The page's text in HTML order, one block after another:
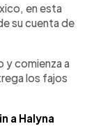
en esta
su cuenta de
y comienza a
los fajos
a Halyna